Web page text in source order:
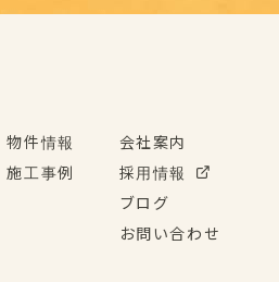
物件情報
施工事例
会社案内
採用情報
ブログ
お問い合わせ